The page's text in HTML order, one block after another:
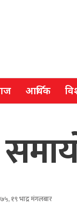
आर्थिक
१९ भाद्र मंगलबार